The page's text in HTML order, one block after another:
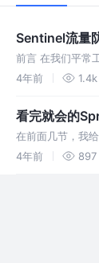
Sentinel流量
前言 在我们平常
请求而被打挂。
突发情
4年前 1.4k
看完就会的
在前面几节，我
题与解决方案：
4年前 897